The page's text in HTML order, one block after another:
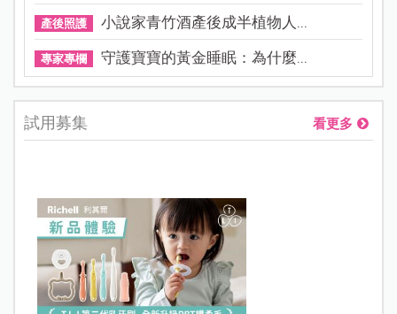
產後照護 小說家青竹酒產後成半植物人...
專家專欄 守護寶寶的黃金睡眠：為什麼...
試用募集 看更多